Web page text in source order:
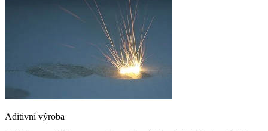
Aditivní výroba